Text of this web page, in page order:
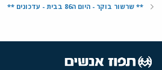
** שרשור בוקר - היום ה86 בבית - עדכונים **